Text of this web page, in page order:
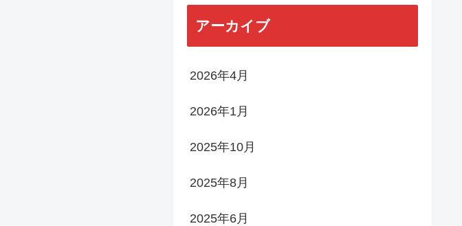
アーカイブ
2026年4月
2026年1月
2025年10月
2025年8月
2025年6月